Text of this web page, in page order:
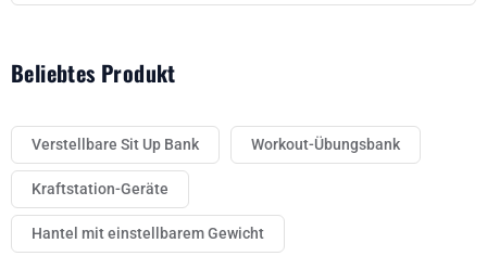
Beliebtes Produkt
Verstellbare Sit Up Bank Workout-Übungsbank
Kraftstation-Geräte
Hantel mit einstellbarem Gewicht